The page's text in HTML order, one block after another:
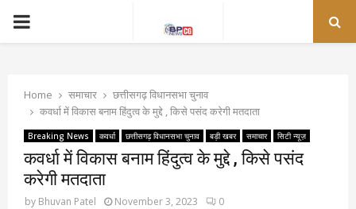
PRIMARY
Home समाचार
छत्तीसगढ़ विधानसभा चुनाव
कवर्धा में विकास बनाम हिंदुत्व के मुद्दे , किसे पसंद करेगी मतदाता
Breaking News कवर्धा छत्तीसगढ़ विधानसभा चुनाव बड़ी खबर समाचार सिटी न्यूज़
कवर्धा में विकास बनाम हिंदुत्व के मुद्दे , किसे पसंद
करेगी मतदाता
by Bhuvan Patel November 3, 2023 0